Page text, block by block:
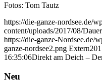
Fotos: Tom Tautz
https://die-ganze-nordsee.de/
content/uploads/2017/08/
https://die-ganze-Nordsee.de/
ganze-nordsee2.png Extern
16:35:06Direkt am Deich –
Neu